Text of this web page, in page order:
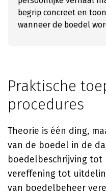
begrip concreet en
wanneer de boedel
Praktische
procedures
Theorie is één ding,
van de boedel in de
boedelbeschrijving tot
vereffening tot
van boedelbeheer